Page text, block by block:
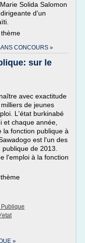
Solida Salomon
d'un
CONCOURS »
sur le
avec exactitude
de jeunes
L'état burkinabé
et chaque année,
la fonction publique à
est l'un des
de 2013.
l'emploi à la fonction
»